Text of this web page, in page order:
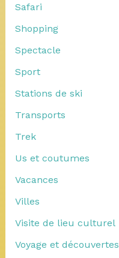
Safari
Shopping
Spectacle
Sport
Stations de ski
Transports
Trek
Us et coutumes
Vacances
Villes
Visite de lieu culturel
Voyage et découvertes